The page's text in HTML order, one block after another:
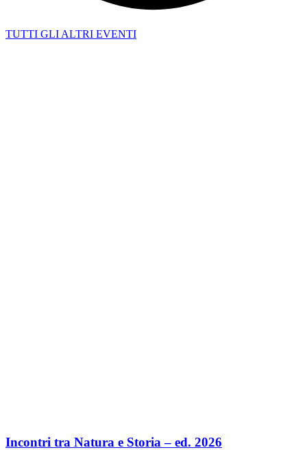
TUTTI GLI ALTRI EVENTI
Incontri tra Natura e Storia – ed. 2026